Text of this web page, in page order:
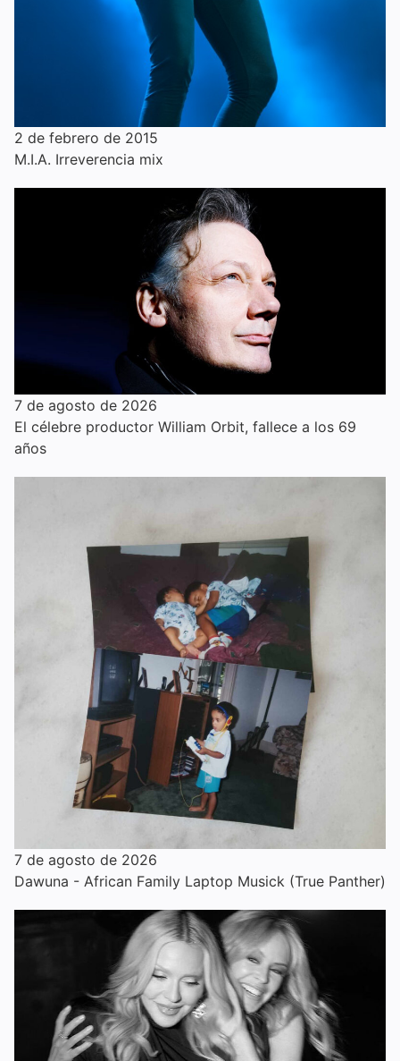
2 de febrero de 2015
M.I.A. Irreverencia mix
7 de agosto de 2026
El célebre productor William Orbit, fallece a los 69
años
7 de agosto de 2026
Dawuna - African Family Laptop Musick (True Panther)